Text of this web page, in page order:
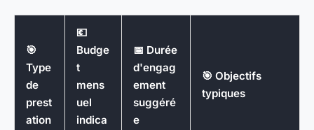
🎯
Type
de
prest
ation
💶
Budge
t
mens
uel
indica
📅 Durée
d'engag
ement
suggéré
e
🎯 Objectifs
typiques